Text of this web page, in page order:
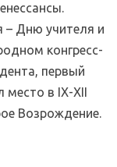
– Дню учителя и
конгресс-
первый
место в IX-XII
Возрождение.